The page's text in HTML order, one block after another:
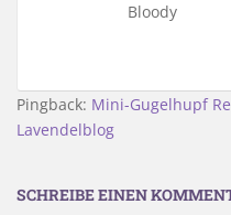
Bloody
Pingback: Mini-Gugelhupf
Lavendelblog
SCHREIBE EINEN